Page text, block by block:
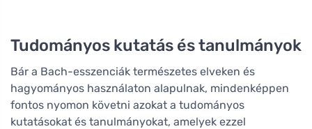
Tudományos kutatás és tanulmányok
Bár a Bach-esszenciák természetes elveken és
hagyományos használaton alapulnak, mindenképpen
fontos nyomon követni azokat a tudományos
kutatásokat és tanulmányokat, amelyek ezzel